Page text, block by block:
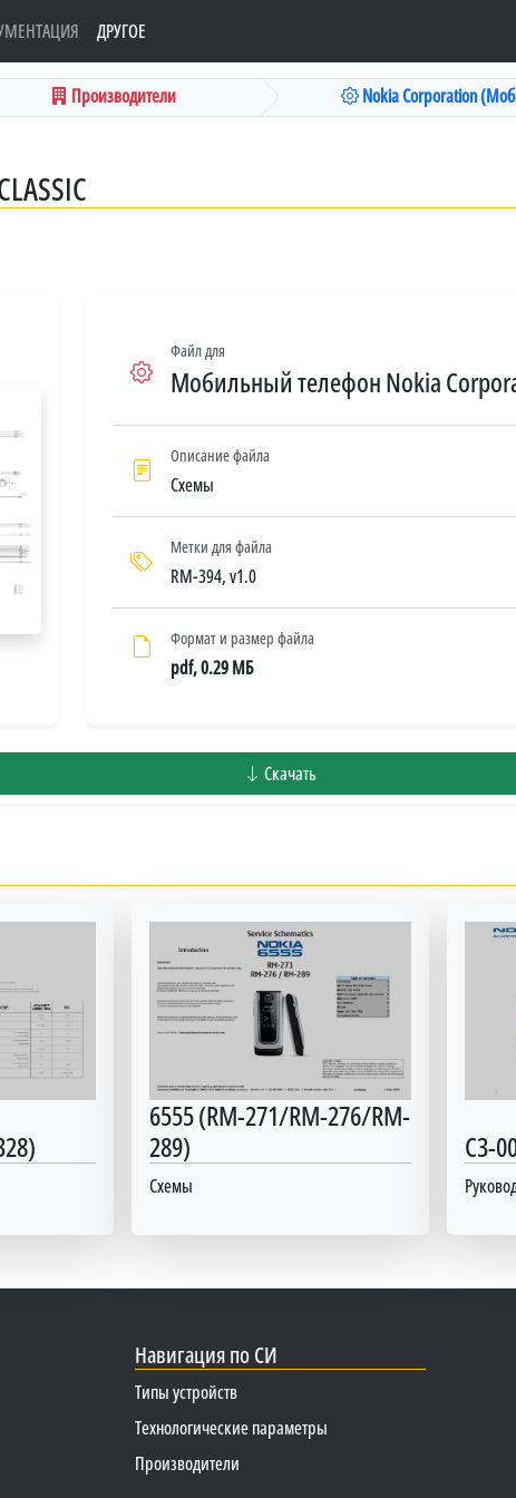
ДРУГОЕ
Производители Nokia Corporation
Файл для
Мобильный телефон Nokia
Описание файла
Схемы
Метки для файла
RM-394, v1.0
Формат и размер файла
pdf, 0.29 МБ
Скачать
6555 (RM-271/RM-276/RM-
289)
Схемы
C3-
Навигация по СИ
Типы устройств
Технологические параметры
Производители